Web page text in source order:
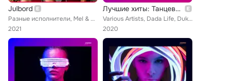
Julbord
Разные исполнители, Mel & Kim, Gwen Stefani, Ronan Keating, Idina Menzel, Bing Crosby, Boyz II Men, Kurt Elling, Jessie J, Bryan...
2021
Лучшие хиты: Танцевальная музыка
Various Artists, Dada Life, Duke Dumont, Kiesza, Jax Jones, Alex Clare, Eric Prydz, Felix Jaehn, Alesso, Philip George, Major La...
2020